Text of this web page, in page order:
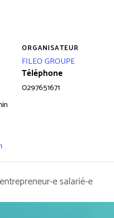
ORGANISATEUR
FILEO GROUPE
Téléphone
0297651671
e salarié-e